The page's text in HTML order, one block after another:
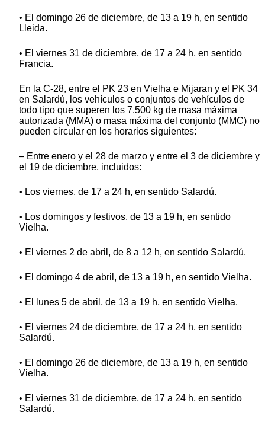
• El domingo 26 de diciembre, de 13 a 19 h, en sentido
Lleida.
• El viernes 31 de diciembre, de 17 a 24 h, en sentido
Francia.
En la C-28, entre el PK 23 en Vielha e Mijaran y el PK 34
en Salardú, los vehículos o conjuntos de vehículos de
todo tipo que superen los 7.500 kg de masa máxima
autorizada (MMA) o masa máxima del conjunto (MMC) no
pueden circular en los horarios siguientes:
– Entre enero y el 28 de marzo y entre el 3 de diciembre y
el 19 de diciembre, incluidos:
• Los viernes, de 17 a 24 h, en sentido Salardú.
• Los domingos y festivos, de 13 a 19 h, en sentido
Vielha.
• El viernes 2 de abril, de 8 a 12 h, en sentido Salardú.
• El domingo 4 de abril, de 13 a 19 h, en sentido Vielha.
• El lunes 5 de abril, de 13 a 19 h, en sentido Vielha.
• El viernes 24 de diciembre, de 17 a 24 h, en sentido
Salardú.
• El domingo 26 de diciembre, de 13 a 19 h, en sentido
Vielha.
• El viernes 31 de diciembre, de 17 a 24 h, en sentido
Salardú.